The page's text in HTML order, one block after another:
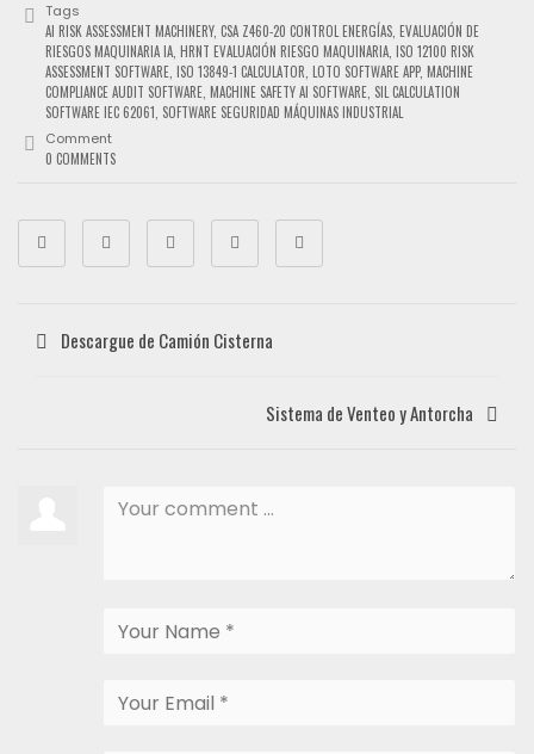
Tags
AI RISK ASSESSMENT MACHINERY, CSA Z460-20 CONTROL ENERGÍAS EVALUACIÓN DE
RIESGOS MAQUINARIA IA HRNT EVALUACIÓN RIESGO MAQUINARIA ISO 12100 RISK
ASSESSMENT SOFTWARE ISO 13849-1 CALCULATOR LOTO SOFTWARE APP, MACHINE
COMPLIANCE AUDIT SOFTWARE MACHINE SAFETY AI SOFTWARE SIL CALCULATION
SOFTWARE IEC 62061 SOFTWARE SEGURIDAD MÁQUINAS INDUSTRIAL
Comment
0 COMMENTS
Descargue de Camión Cisterna
Sistema de Venteo y Antorcha